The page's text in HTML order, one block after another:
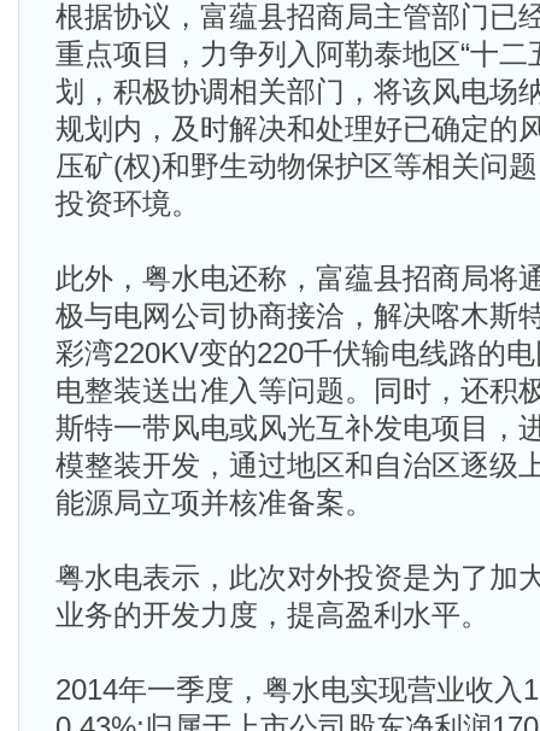
根据协议，富蕴县招商局主管部门已
重点项目，力争列入阿勒泰地区“十二
划，积极协调相关部门，将该风电场
规划内，及时解决和处理好已确定的
压矿(权)和野生动物保护区等相关问
投资环境。
此外，粤水电还称，富蕴县招商局将
极与电网公司协商接洽，解决喀木斯
彩湾220KV变的220千伏输电线路的
电整装送出准入等问题。同时，还积
斯特一带风电或风光互补发电项目，
模整装开发，通过地区和自治区逐级
能源局立项并核准备案。
粤水电表示，此次对外投资是为了加
业务的开发力度，提高盈利水平。
2014年一季度，粤水电实现营业收入